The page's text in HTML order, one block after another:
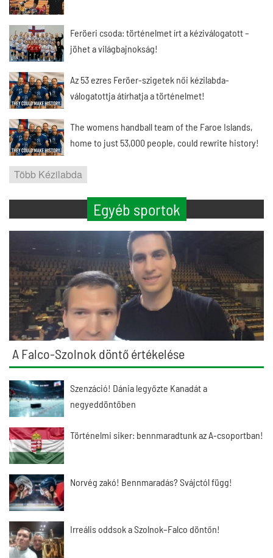
Feröeri csoda: történelmet írt a kéziválogatott –
jöhet a világbajnokság!
Az 53 ezres Feröer-szigetek női kézilabda-
válogatottja átírhatja a történelmet!
The womens handball team of the Faroe Islands,
home to just 53,000 people, could rewrite history!
Több Kézilabda
Egyéb sportok
A Falco-Szolnok döntő értékelése
Szenzáció! Dánia legyőzte Kanadát a
negyeddöntőben
Történelmi siker: bennmaradtunk az A-csoportban!
Norvég zakó! Bennmaradás? Svájctól függ!
Irreális oddsok a Szolnok–Falco döntőn!